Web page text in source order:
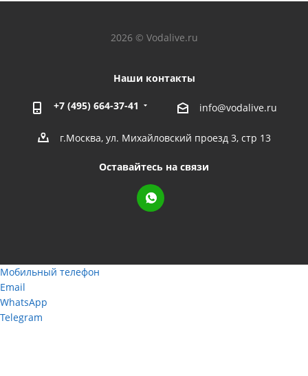
2026 © Vodalive.ru
Наши контакты
+7 (495) 664-37-41 info@vodalive.ru
г.Москва, ул. Михайловский проезд 3, стр 13
Оставайтесь на связи
Мобильный телефон
Email
WhatsApp
Telegram